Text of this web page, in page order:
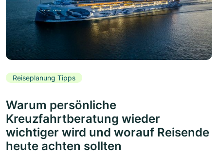
Reiseplanung Tipps
Warum persönliche
Kreuzfahrtberatung wieder
wichtiger wird und worauf Reisende
heute achten sollten